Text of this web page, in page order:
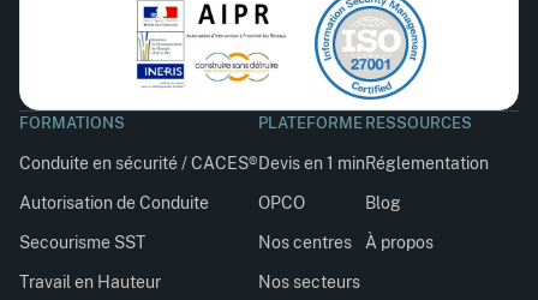
FORMATIONS
Conduite en sécurité / CACES®
Autorisation de Conduite
Secourisme SST
Travail en Hauteur
PLATEFORME
Devis en 1 min
OPCO
Nos centres
Nos secteurs
RESSOURCES
Réglementation
Blog
À propos